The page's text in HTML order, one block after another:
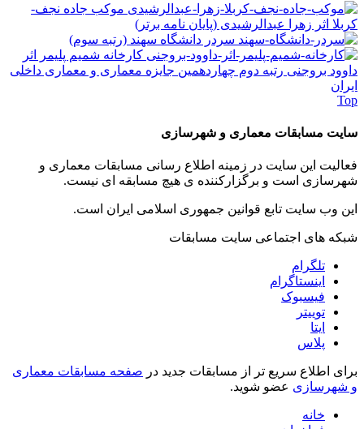
موکب جاده نجف-
کربلا اثر زهرا عبدالرشیدی (پایان نامه برتر)
سردر دانشگاه سهند (رتبه سوم)
کارخانه شمیم پلیمر اثر
داوود بروجنی رتبه دوم چهاردهمین جایزه معماری و معماری داخلی
ایران
Top
سایت مسابقات معماری و شهرسازی
فعالیت این سایت در زمینه اطلاع رسانی مسابقات معماری و
شهرسازی است و برگزارکننده ی هیچ مسابقه ای نیست.
این وب سایت تابع قوانین جمهوری اسلامی ایران است.
شبکه های اجتماعی سایت مسابقات
تلگرام
اینستاگرام
فیسبوک
توییتر
ایتا
پلاس
برای اطلاع سریع تر از مسابقات جدید در صفحه مسابقات معماری
و شهرسازی عضو شوید.
خانه